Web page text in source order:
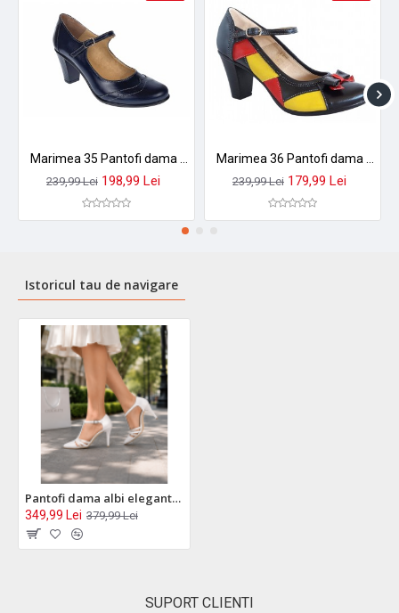
239,99 Lei 198,99 Lei 239,99 Lei 179,99 Lei
Istoricul tau de navigare
Pantofi dama albi eleganti, decupati din piele naturala, toc 9cm NAA11APL
349,99 Lei 379,99 Lei
SUPORT CLIENTI